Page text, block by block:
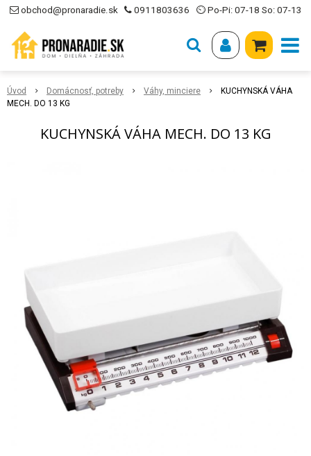
obchod@pronaradie.sk 0911803636 ⏲ Po-Pi: 07-18 So: 07-13
Úvod Domácnosť, potreby Váhy, minciere
KUCHYNSKÁ VÁHA
MECH. DO 13 KG
KUCHYNSKÁ VÁHA MECH. DO 13 KG